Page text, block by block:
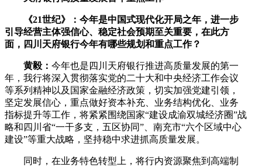
《21世纪》：今年是中国式现代化开局之年，进一步
引导经营主体强信心、稳定社会预期至关重要，在此方
面，四川天府银行今年有哪些规划和重点工作？
黄毅： 今年也是四川天府银行推进高质量发展的第一
年，我行将深入贯彻落实党的二十大和中央经济工作会议
等系列精神以及国家金融经济政策，切实加强党建引领，
坚定发展信心，重点做好资本补充、业务结构优化、业务
指标提升等工作，将紧紧围绕国家“建设成渝双城经济圈”战
略和四川省“一干多支，五区协同”、南充市“六个区域中心
建设”等重大战略，坚持稳中求进抓高质量发展。
同时，在业务特色转型上，将行内资源聚焦到高端制